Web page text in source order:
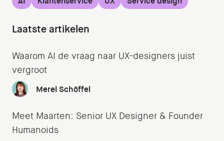
Laatste artikelen
Waarom AI de vraag naar UX-designers juist
vergroot
Merel Schöffel
Meet Maarten: Senior UX Designer & Founder
Humanoids